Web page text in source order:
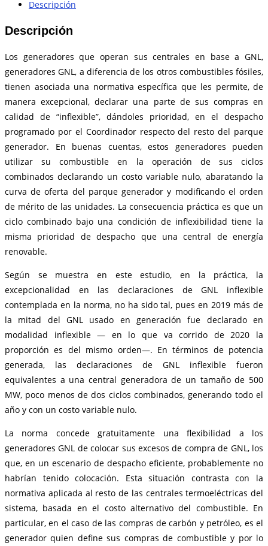
Descripción
Descripción
Los generadores que operan sus centrales en base a GNL,
generadores GNL, a diferencia de los otros combustibles fósiles,
tienen asociada una normativa específica que les permite, de
manera excepcional, declarar una parte de sus compras en
calidad de “inflexible”, dándoles prioridad, en el despacho
programado por el Coordinador respecto del resto del parque
generador. En buenas cuentas, estos generadores pueden
utilizar su combustible en la operación de sus ciclos
combinados declarando un costo variable nulo, abaratando la
curva de oferta del parque generador y modificando el orden
de mérito de las unidades. La consecuencia práctica es que un
ciclo combinado bajo una condición de inflexibilidad tiene la
misma prioridad de despacho que una central de energía
renovable.
Según se muestra en este estudio, en la práctica, la
excepcionalidad en las declaraciones de GNL inflexible
contemplada en la norma, no ha sido tal, pues en 2019 más de
la mitad del GNL usado en generación fue declarado en
modalidad inflexible ― en lo que va corrido de 2020 la
proporción es del mismo orden―. En términos de potencia
generada, las declaraciones de GNL inflexible fueron
equivalentes a una central generadora de un tamaño de 500
MW, poco menos de dos ciclos combinados, generando todo el
año y con un costo variable nulo.
La norma concede gratuitamente una flexibilidad a los
generadores GNL de colocar sus excesos de compra de GNL, los
que, en un escenario de despacho eficiente, probablemente no
habrían tenido colocación. Esta situación contrasta con la
normativa aplicada al resto de las centrales termoeléctricas del
sistema, basada en el costo alternativo del combustible. En
particular, en el caso de las compras de carbón y petróleo, es el
generador quien define sus compras de combustible y por lo